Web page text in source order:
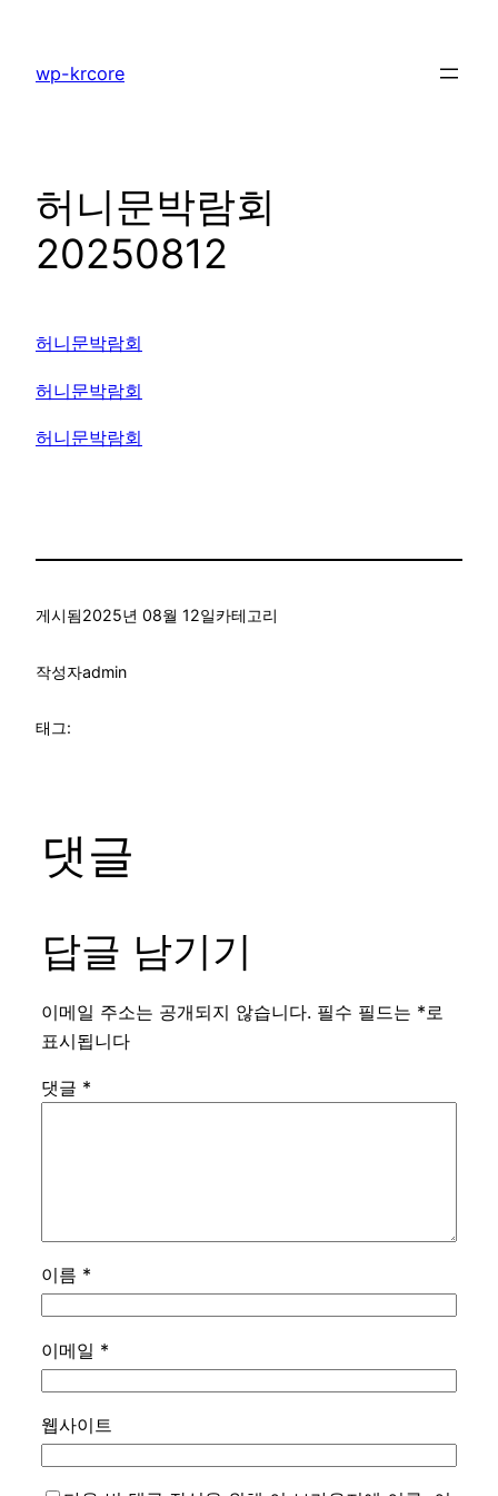
wp-krcore
허니문박람회
20250812
허니문박람회
허니문박람회
허니문박람회
게시됨2025년 08월 12일카테고리
작성자admin
태그:
댓글
답글 남기기
이메일 주소는 공개되지 않습니다. 필수 필드는 *로
표시됩니다
댓글 *
이름 *
이메일 *
웹사이트